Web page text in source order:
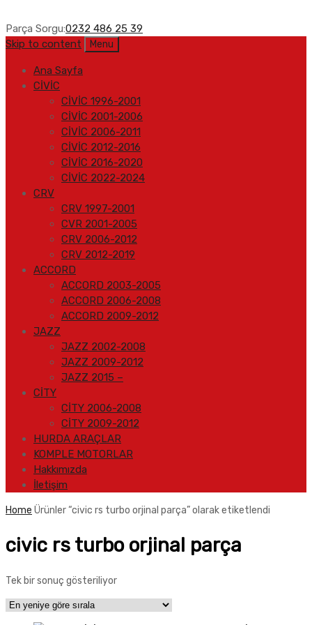
Parça Sorgu:0232 486 25 39
Skip to content
Menu
Ana Sayfa
CİVİC
CİVİC 1996-2001
CİVİC 2001-2006
CİVİC 2006-2011
CİVİC 2012-2016
CİVİC 2016-2020
CİVİC 2022-2024
CRV
CRV 1997-2001
CVR 2001-2005
CRV 2006-2012
CRV 2012-2019
ACCORD
ACCORD 2003-2005
ACCORD 2006-2008
ACCORD 2009-2012
JAZZ
JAZZ 2002-2008
JAZZ 2009-2012
JAZZ 2015 –
CİTY
CİTY 2006-2008
CİTY 2009-2012
HURDA ARAÇLAR
KOMPLE MOTORLAR
Hakkımızda
İletişim
Home Ürünler “civic rs turbo orjinal parça” olarak etiketlendi
civic rs turbo orjinal parça
Tek bir sonuç gösteriliyor